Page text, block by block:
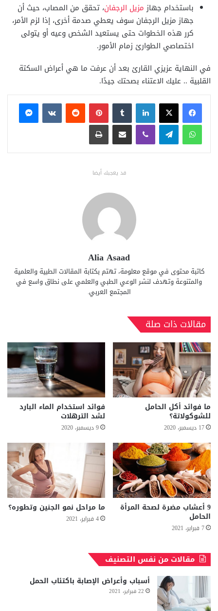
باستخدام جهاز مزيل الرجفان، تحقق من المصاب، حيث أن
جهاز مزيل الرجفان سوف يعطي صدمة أخرى، إذا لزم الأمر،
كرر هذه الخطوات حتى يستعيد الشخص وعيه أو يتولى
اختصاصي الطوارئ زمام الأمور.
في النهاية عزيزي القارئ بعد أن عرفت ما هي أعراض السكتة
القلبية .. عليك الاعتناء بصحتك جيدًا.
فيسبوكX لينكدإن بينتيريست
ماسنجر
واتساب تيلقرام ڤايبر مشاركة عبر البريد طباعة
قد يعجبك أيضا
Alia Asaad
كاتبة محتوى في موقع معلومة، تهتم بكتابة المقالات الطبية والعلمية
والمتنوعة وتهدف لنشر الوعي الطبي والعلمي على نطاق واسع في
المجتمع العربي.
مقالات ذات صلة
ما فوائد أكل الحامل
للشوكولاتة؟
17 ديسمبر، 2020
فوائد استخدام الماء البارد
لشد الترهلات
9 ديسمبر، 2020
9 أعشاب مضرة لصحة المرأة
الحامل
7 فبراير، 2021
ما مراحل نمو الجنين وتطوره؟
4 فبراير، 2021
مقالات من نفس التصنيف
أسباب وأعراض الإصابة باكتئاب الحمل
22 فبراير، 2021